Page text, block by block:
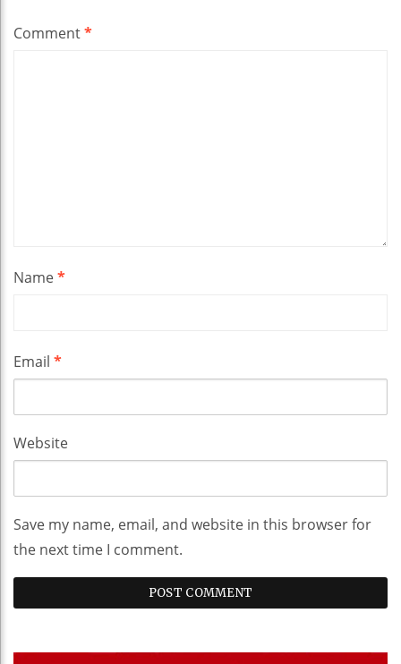
Comment*
Name*
Email *
Website
Save my name, email, and website in this browser for
the next time I comment.